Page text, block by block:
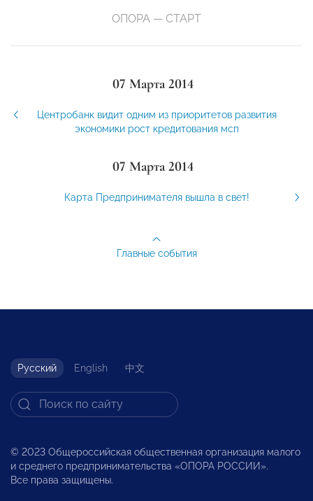
ОПОРА — СТАРТ
07 Марта 2014
Центробанк видит одним из приоритетов развития
экономики рост кредитования мсп
07 Марта 2014
Карта Предпринимателя вышла в свет!
Главные события
Русский English 中文
© 2023 Общероссийская общественная организация малого
и среднего предпринимательства «ОПОРА РОССИИ».
Все права защищены.